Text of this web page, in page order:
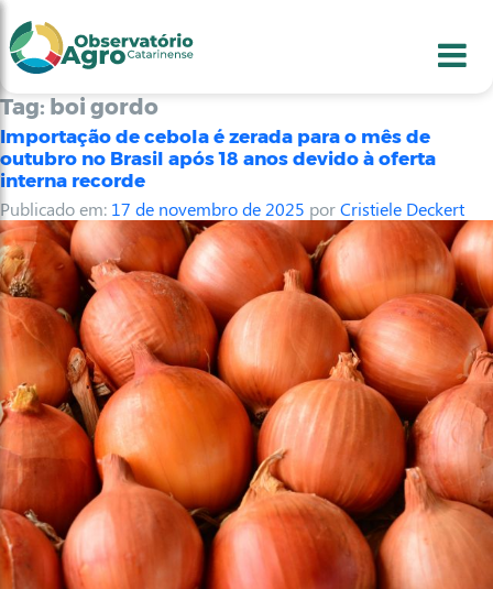
2
3
4
Tag: boi gordo
Importação de cebola é zerada para o mês de
outubro no Brasil após 18 anos devido à oferta
interna recorde
Publicado em: 17 de novembro de 2025 porCristiele Deckert